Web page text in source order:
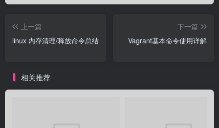
上一篇
linux 内存清理/释放命令总结
下一篇
Vagrant基本命令使用详解
相关推荐